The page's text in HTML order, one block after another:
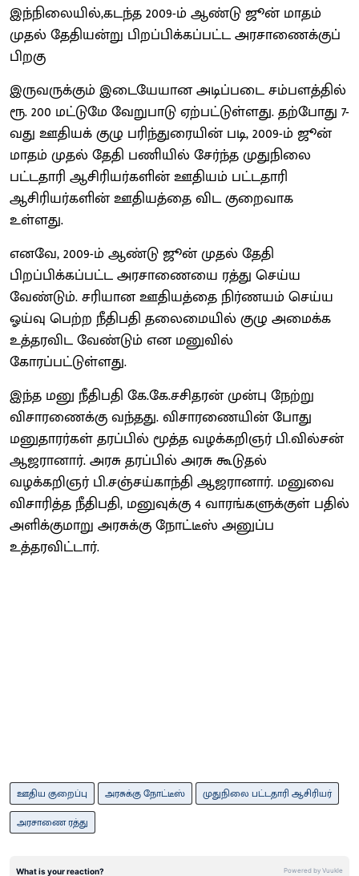
இந்நிலையில்,கடந்த 2009-ம் ஆண்டு ஜூன் மாதம்
முதல் தேதியன்று பிறப்பிக்கப்பட்ட அரசாணைக்குப்
பிறகு
இருவருக்கும் இடையேயான அடிப்படை சம்பளத்தில்
ரூ. 200 மட்டுமே வேறுபாடு ஏற்பட்டுள்ளது. தற்போது 7-
வது ஊதியக் குழு பரிந்துரையின் படி, 2009-ம் ஜூன்
மாதம் முதல் தேதி பணியில் சேர்ந்த முதுநிலை
பட்டதாரி ஆசிரியர்களின் ஊதியம் பட்டதாரி
ஆசிரியர்களின் ஊதியத்தை விட குறைவாக
உள்ளது.
எனவே, 2009-ம் ஆண்டு ஜூன் முதல் தேதி
பிறப்பிக்கப்பட்ட அரசாணையை ரத்து செய்ய
வேண்டும். சரியான ஊதியத்தை நிர்ணயம் செய்ய
ஓய்வு பெற்ற நீதிபதி தலைமையில் குழு அமைக்க
உத்தரவிட வேண்டும் என மனுவில்
கோரப்பட்டுள்ளது.
இந்த மனு நீதிபதி கே.கே.சசிதரன் முன்பு நேற்று
விசாரணைக்கு வந்தது. விசாரணையின் போது
மனுதாரர்கள் தரப்பில் மூத்த வழக்கறிஞர் பி.வில்சன்
ஆஜரானார். அரசு தரப்பில் அரசு கூடுதல்
வழக்கறிஞர் பி.சஞ்சய்காந்தி ஆஜரானார். மனுவை
விசாரித்த நீதிபதி, மனுவுக்கு 4 வாரங்களுக்குள் பதில்
அளிக்குமாறு அரசுக்கு நோட்டீஸ் அனுப்ப
உத்தரவிட்டார்.
ஊதிய குறைப்பு அரசுக்கு நோட்டீஸ்
முதுநிலை பட்டதாரி ஆசிரியர்
அரசாணை ரத்து